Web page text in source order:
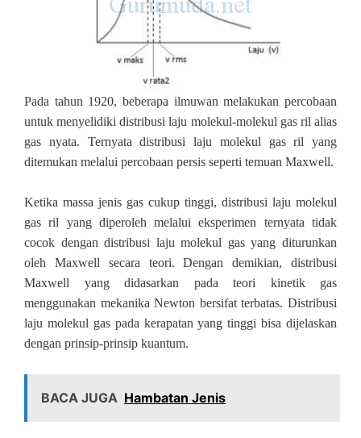
Pada tahun 1920, beberapa ilmuwan melakukan percobaan
untuk menyelidiki distribusi laju molekul‐molekul gas ril alias
gas nyata. Ternyata distribusi laju molekul gas ril yang
ditemukan melalui percobaan persis seperti temuan Maxwell.
Ketika massa jenis gas cukup tinggi, distribusi laju molekul
gas ril yang diperoleh melalui eksperimen ternyata tidak
cocok dengan distribusi laju molekul gas yang diturunkan
oleh Maxwell secara teori. Dengan demikian, distribusi
Maxwell yang didasarkan pada teori kinetik gas
menggunakan mekanika Newton bersifat terbatas. Distribusi
laju molekul gas pada kerapatan yang tinggi bisa dijelaskan
dengan prinsip‐prinsip kuantum.
BACA JUGA Hambatan Jenis